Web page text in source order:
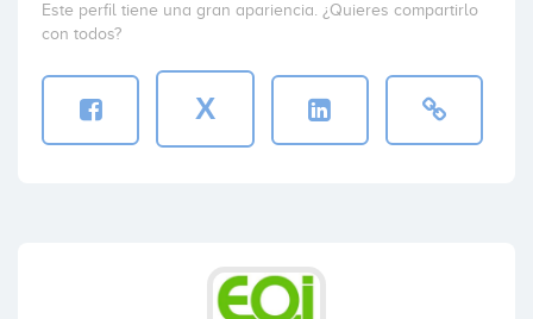
Este perfil tiene una gran apariencia. ¿Quieres compartirlo
con todos?
X